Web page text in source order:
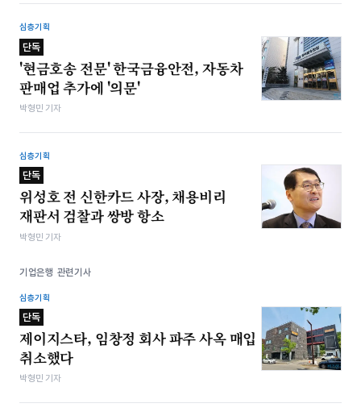
심층기획
단독
'현금호송 전문' 한국금융안전, 자동차
판매업 추가에 '의문'
박형민 기자
심층기획
단독
위성호 전 신한카드 사장, 채용비리
재판서 검찰과 쌍방 항소
박형민 기자
기업은행 관련기사
심층기획
단독
제이지스타, 임창정 회사 파주 사옥 매입
취소했다
박형민 기자